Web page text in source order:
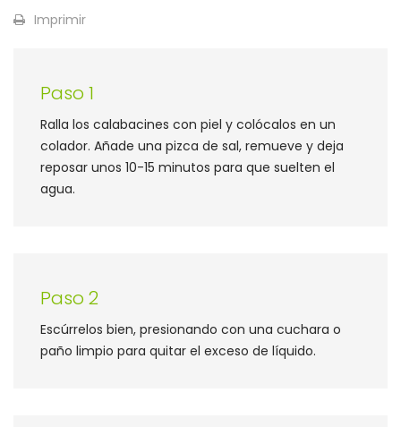
Imprimir
Paso 1
Ralla los calabacines con piel y colócalos en un
colador. Añade una pizca de sal, remueve y deja
reposar unos 10-15 minutos para que suelten el
agua.
Paso 2
Escúrrelos bien, presionando con una cuchara o
paño limpio para quitar el exceso de líquido.